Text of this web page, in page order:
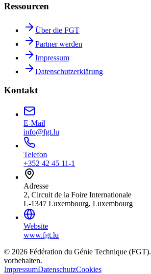
Ressourcen
Über die FGT
Partner werden
Impressum
Datenschutzerklärung
Kontakt
E-Mail
info@fgt.lu
Telefon
+352 42 45 11-1
Adresse
2, Circuit de la Foire Internationale
L-1347 Luxembourg, Luxembourg
Website
www.fgt.lu
© 2026 Fédération du Génie Technique (FGT).
vorbehalten.
ImpressumDatenschutzCookies